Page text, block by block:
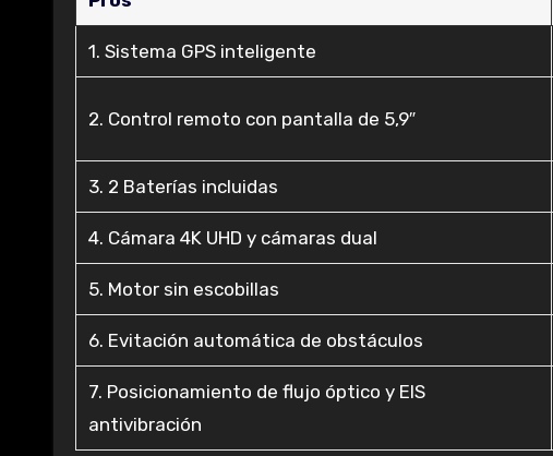
1. Sistema GPS inteligente
2. Control remoto con pantalla de 5,9″
3. 2 Baterías incluidas
4. Cámara 4K UHD y cámaras dual
5. Motor sin escobillas
6. Evitación automática de obstáculos
7. Posicionamiento de flujo óptico y EIS
antivibración